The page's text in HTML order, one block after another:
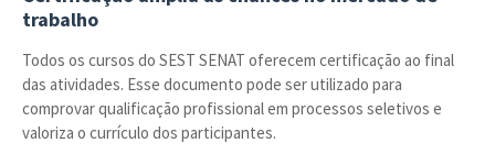
trabalho
Todos os cursos do SEST SENAT oferecem certificação ao final
das atividades. Esse documento pode ser utilizado para
comprovar qualificação profissional em processos seletivos e
valoriza o currículo dos participantes.